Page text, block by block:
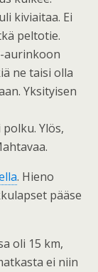
kiviaitaa. Ei
peltotie.
aurinkoon
ne taisi olla
Yksityisen
Ylös,
. Hieno
pääse
oli 15 km,
ei niin